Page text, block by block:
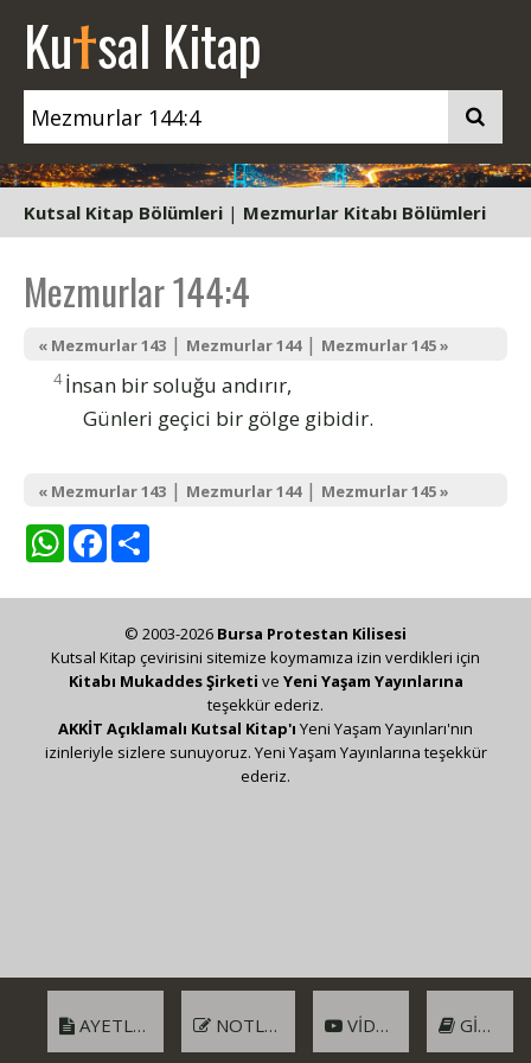
Kutsal Kitap
Kutsal Kitap Bölümleri | Mezmurlar Kitabı Bölümleri
Mezmurlar 144:4
« Mezmurlar 143 | Mezmurlar 144| Mezmurlar 145 »
4 İnsan bir soluğu andırır,
Günleri geçici bir gölge gibidir.
« Mezmurlar 143 | Mezmurlar 144| Mezmurlar 145 »
WhatsAppFacebook
AYETLER NOTLAR VIDEO GIRIŞ
© 2003-2026 Bursa Protestan Kilisesi
Kutsal Kitap çevirisini sitemize koymamıza izin verdikleri için
Kitabı Mukaddes Şirketi ve Yeni Yaşam Yayınlarına
teşekkür ederiz.
AKKİT Açıklamalı Kutsal Kitap'ı Yeni Yaşam Yayınları'nın
izinleriyle sizlere sunuyoruz. Yeni Yaşam Yayınlarına teşekkür
ederiz.